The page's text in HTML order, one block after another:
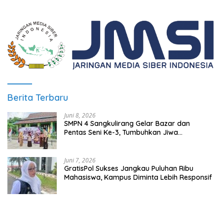
Berita Terbaru
Juni 8, 2026
SMPN 4 Sangkulirang Gelar Bazar dan
Pentas Seni Ke-3, Tumbuhkan Jiwa
Juni 7, 2026
GratisPol Sukses Jangkau Puluhan Ribu
Mahasiswa, Kampus Diminta Lebih Responsif